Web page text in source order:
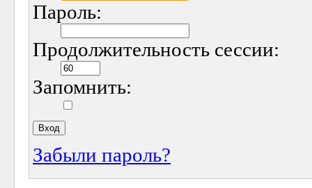
Пароль:
Продолжительность сессии:
Запомнить:
Забыли пароль?